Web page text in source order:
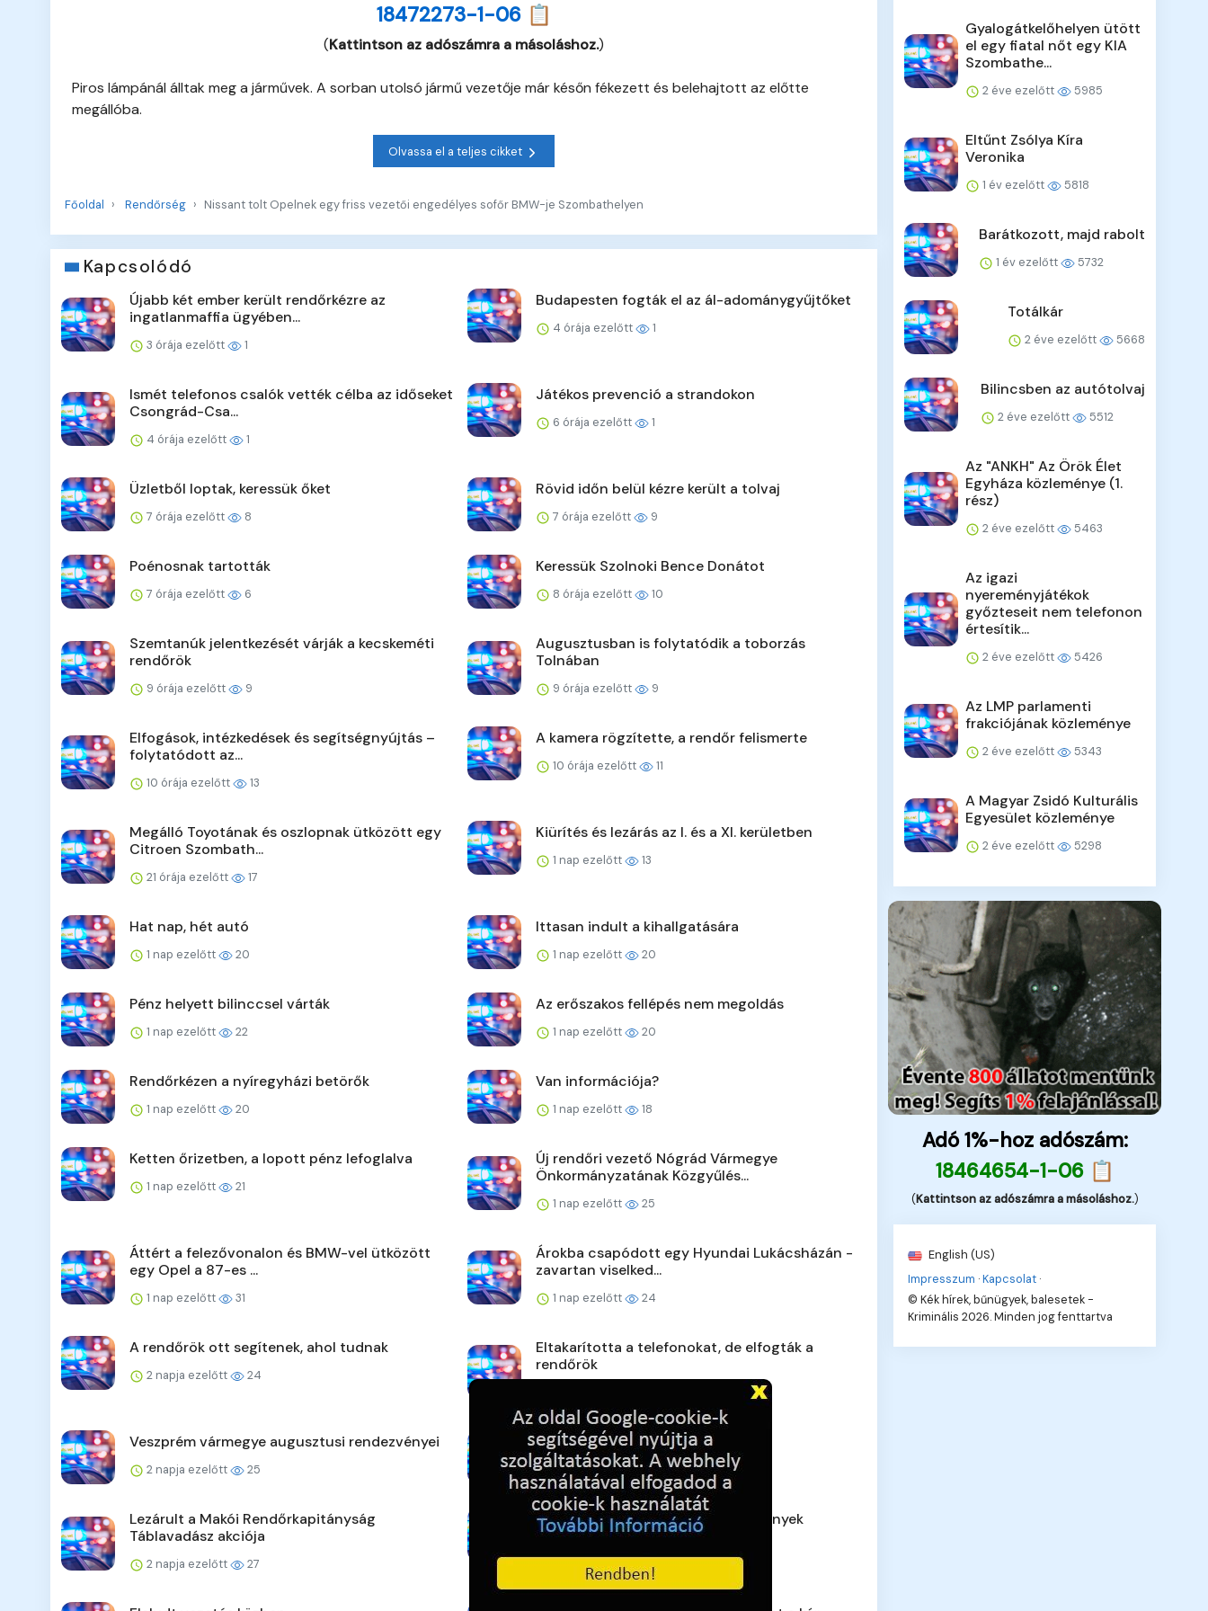
18472273-1-06 📋
(Kattintson az adószámra a másoláshoz.)
Piros lámpánál álltak meg a járművek. A sorban utolsó jármű vezetője már későn fékezett és belehajtott az előtte
megállóba.
Olvassa el a teljes cikket
Főoldal Rendőrség Nissant tolt Opelnek egy friss vezetői engedélyes sofőr BMW-je Szombathelyen
Kapcsolódó
Újabb két ember került rendőrkézre az
ingatlanmaffia ügyében...
3 órája ezelőtt 1
Budapesten fogták el az ál-adománygyűjtőket
4 órája ezelőtt 1
Ismét telefonos csalók vették célba az időseket
Csongrád-Csa...
4 órája ezelőtt 1
Játékos prevenció a strandokon
6 órája ezelőtt 1
Üzletből loptak, keressük őket
7 órája ezelőtt 8
Rövid időn belül kézre került a tolvaj
7 órája ezelőtt 9
Poénosnak tartották
7 órája ezelőtt 6
Keressük Szolnoki Bence Donátot
8 órája ezelőtt 10
Szemtanúk jelentkezését várják a kecskeméti
rendőrök
9 órája ezelőtt 9
Augusztusban is folytatódik a toborzás
Tolnában
9 órája ezelőtt 9
Elfogások, intézkedések és segítségnyújtás –
folytatódott az...
10 órája ezelőtt 13
A kamera rögzítette, a rendőr felismerte
10 órája ezelőtt 11
Megálló Toyotának és oszlopnak ütközött egy
Citroen Szombath...
21 órája ezelőtt 17
Kiürítés és lezárás az I. és a XI. kerületben
1 nap ezelőtt 13
Hat nap, hét autó
1 nap ezelőtt 20
Ittasan indult a kihallgatására
1 nap ezelőtt 20
Pénz helyett bilinccsel várták
1 nap ezelőtt 22
Az erőszakos fellépés nem megoldás
1 nap ezelőtt 20
Rendőrkézen a nyíregyházi betörők
1 nap ezelőtt 20
Van információja?
1 nap ezelőtt 18
Ketten őrizetben, a lopott pénz lefoglalva
1 nap ezelőtt 21
Új rendőri vezető Nógrád Vármegye
Önkormányzatának Közgyűlés...
1 nap ezelőtt 25
Áttért a felezővonalon és BMW-vel ütközött
egy Opel a 87-es ...
1 nap ezelőtt 31
Árokba csapódott egy Hyundai Lukácsházán -
zavartan viselked...
1 nap ezelőtt 24
A rendőrök ott segítenek, ahol tudnak
2 napja ezelőtt 24
Eltakarította a telefonokat, de elfogták a
rendőrök
Veszprém vármegye augusztusi rendezvényei
2 napja ezelőtt 25
Karcagi mérleg
2 napja ezelőtt 22
Lezárult a Makói Rendőrkapitányság
Táblavadász akciója
2 napja ezelőtt 27
Hasznos tudás, felejthetetlen élmények
Gyalogátkelőhelyen ütött
el egy fiatal nőt egy KIA
Szombathe...
2 éve ezelőtt 5985
Eltűnt Zsólya Kíra
Veronika
1 év ezelőtt 5818
Barátkozott, majd rabolt
1 év ezelőtt 5732
Totálkár
2 éve ezelőtt 5668
Bilincsben az autótolvaj
2 éve ezelőtt 5512
Az "ANKH" Az Örök Élet
Egyháza közleménye (1.
rész)
2 éve ezelőtt 5463
Az igazi
nyereményjátékok
győzteseit nem telefonon
értesítik...
2 éve ezelőtt 5426
Az LMP parlamenti
frakciójának közleménye
2 éve ezelőtt 5343
A Magyar Zsidó Kulturális
Egyesület közleménye
2 éve ezelőtt 5298
Adó 1%-hoz adószám:
18464654-1-06 📋
(Kattintson az adószámra a másoláshoz.)
English (US)
Impresszum ·Kapcsolat ·
© Kék hírek, bűnügyek, balesetek -
Kriminális 2026. Minden jog fenttartva